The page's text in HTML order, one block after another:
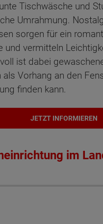
Tischwäsche und
Umrahmung.
sorgen für ein
und vermitteln
ist dabei
als Vorhang an den
finden kann.
JETZT INFORMIEREN
im